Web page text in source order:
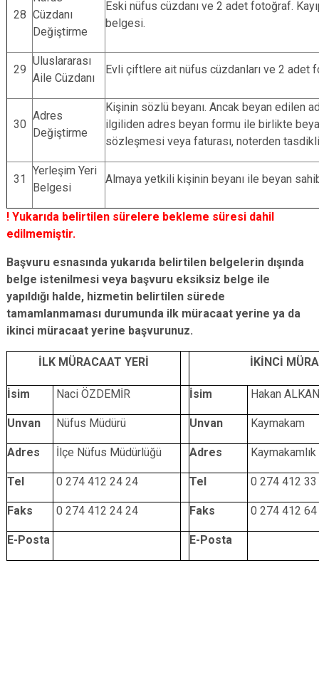
28 Cüzdanı
Değiştirme
Eski nüfus cüzdanı ve 2 adet fotoğraf.
belgesi.
29
Uluslararası
Aile Cüzdanı
Evli çiftlere ait nüfus cüzdanları ve 2 adet
30
Adres
Değiştirme
Kişinin sözlü beyanı. Ancak beyan edilen
ilgiliden adres beyan formu ile birlikte
sözleşmesi veya faturası, noterden
31
Yerleşim Yeri
Belgesi
Almaya yetkili kişinin beyanı ile beyan
! Yukarıda belirtilen sürelere bekleme süresi dahil
edilmemiştir.
Başvuru esnasında yukarıda belirtilen belgelerin dışında
belge istenilmesi veya başvuru eksiksiz belge ile
yapıldığı halde, hizmetin belirtilen sürede
tamamlanmaması durumunda ilk müracaat yerine ya da
ikinci müracaat yerine başvurunuz.
İLK MÜRACAAT YERİ İKİNCİ
İsim Naci ÖZDEMİR İsim Hakan ALKAN
Unvan Nüfus Müdürü Unvan Kaymakam
Adres İlçe Nüfus Müdürlüğü Adres Kaymakamlık
Tel 0 274 412 24 24 Tel 0 274 412
Faks 0 274 412 24 24 Faks 0 274 412
E-Posta E-Posta